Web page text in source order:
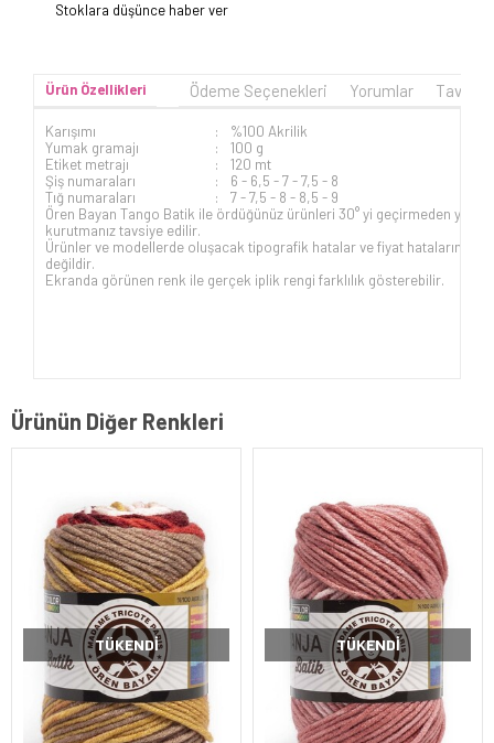
Stoklara düşünce haber ver
Ürün Özellikleri Ödeme Seçenekleri Yorumlar
Karışımı :
%100 Akrilik
Yumak gramajı
:
100 g
Etiket metrajı
:
120 mt
Şiş numaraları
:
6 - 6,5 - 7 - 7,5 - 8
Tığ numaraları
:
7 - 7,5 - 8 - 8,5 - 9
Ören Bayan Tango Batik ile ördüğünüz ürünleri 30° yi geçirmeden
kurutmanız tavsiye edilir.
Ürünler ve modellerde oluşacak tipografik hatalar ve fiyat hatalarından
değildir.
Ekranda görünen renk ile gerçek iplik rengi farklılık gösterebilir.
Ürünün Diğer Renkleri
TÜKENDI TÜKENDI